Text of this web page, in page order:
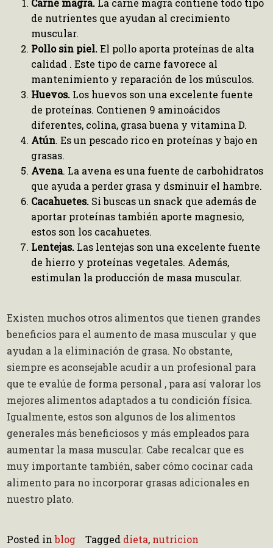
Carne magra. La carne magra contiene todo tipo
de nutrientes que ayudan al crecimiento
muscular.
Pollo sin piel.El pollo aporta proteínas de alta
calidad . Este tipo de carne favorece al
mantenimiento y reparación de los músculos.
Huevos. Los huevos son una excelente fuente
de proteínas. Contienen 9 aminoácidos
diferentes, colina, grasa buena y vitamina D.
Atún. Es un pescado rico en proteínas y bajo en
grasas.
Avena. La avena es una fuente de carbohidratos
que ayuda a perder grasa y dsminuir el hambre.
Cacahuetes. Si buscas un snack que además de
aportar proteínas también aporte magnesio,
estos son los cacahuetes.
Lentejas. Las lentejas son una excelente fuente
de hierro y proteínas vegetales. Además,
estimulan la producción de masa muscular.
Existen muchos otros alimentos que tienen grandes
beneficios para el aumento de masa muscular y que
ayudan a la eliminación de grasa. No obstante,
siempre es aconsejable acudir a un profesional para
que te evalúe de forma personal , para así valorar los
mejores alimentos adaptados a tu condición física.
Igualmente, estos son algunos de los alimentos
generales más beneficiosos y más empleados para
aumentar la masa muscular. Cabe recalcar que es
muy importante también, saber cómo cocinar cada
alimento para no incorporar grasas adicionales en
nuestro plato.
Posted inblog Tagged dieta, nutricion